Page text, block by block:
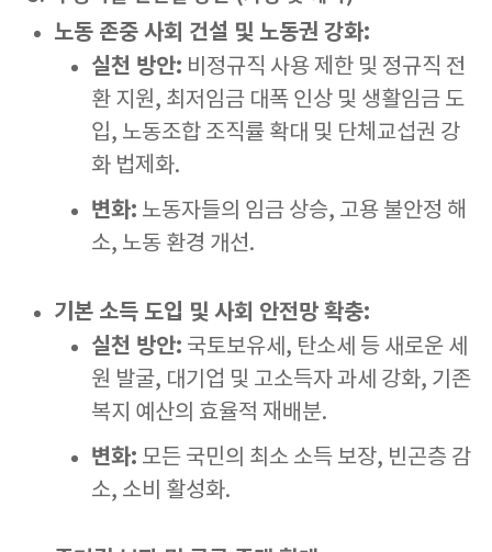
노동 존중 사회 건설 및 노동권 강화:
실천 방안: 비정규직 사용 제한 및 정규직 전
환 지원, 최저임금 대폭 인상 및 생활임금 도
입, 노동조합 조직률 확대 및 단체교섭권 강
화 법제화.
변화: 노동자들의 임금 상승, 고용 불안정 해
소, 노동 환경 개선.
기본 소득 도입 및 사회 안전망 확충:
실천 방안: 국토보유세, 탄소세 등 새로운 세
원 발굴, 대기업 및 고소득자 과세 강화, 기존
복지 예산의 효율적 재배분.
변화: 모든 국민의 최소 소득 보장, 빈곤층 감
소, 소비 활성화.